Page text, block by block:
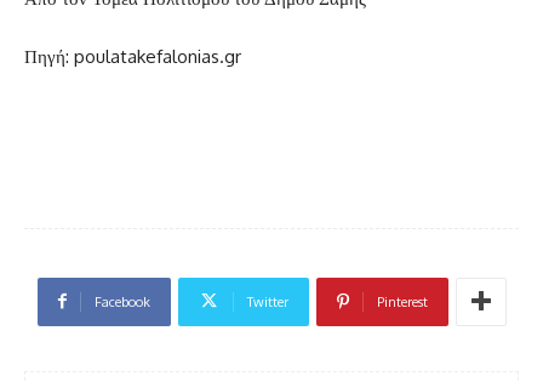
Πηγή: poulatakefalonias.gr
Facebook Twitter Pinterest